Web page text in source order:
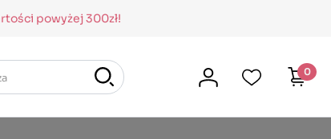
powyżej 300zł!
0